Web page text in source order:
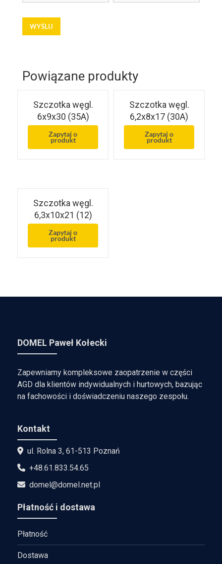
Powiązane produkty
Szczotka węgl.
6x9x30 (35A)
Zapytaj o
produkt
Szczotka węgl.
6,2x8x17 (30A)
Zapytaj o
produkt
Szczotka węgl.
6,3x10x21 (12)
Zapytaj o
produkt
DOMEL Paweł Kołecki
Zapewniamy kompleksowe zaopatrzenie w części
AGD dla klientów indywidualnych i hurtowych, bazując
na fachowości i doświadczeniu naszego zespołu.
Kontakt
ul. Rolna 3, 61-513 Poznań
+48.61.833.54.65
domel@domel.net.pl
Płatność i dostawa
Płatność
Dostawa